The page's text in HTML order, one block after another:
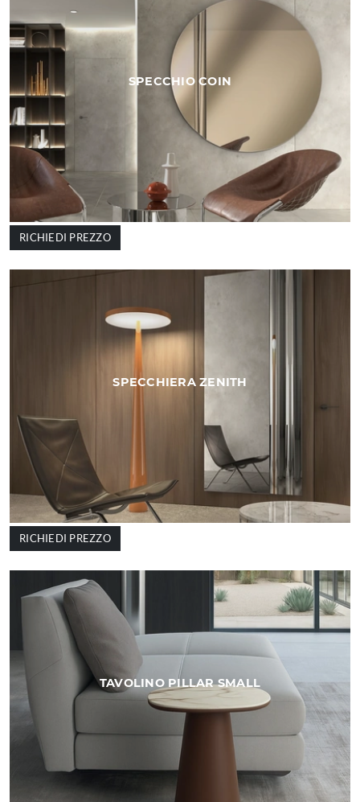
SPECCHIO COIN
RICHIEDI PREZZO
SPECCHIERA ZENITH
RICHIEDI PREZZO
TAVOLINO PILLAR SMALL